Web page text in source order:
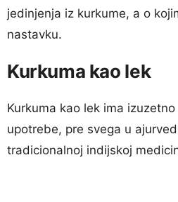
jedinjenja iz kurkume, a o
nastavku.
Kurkuma kao lek
Kurkuma kao lek ima
upotrebe, pre svega u
tradicionalnoj indijskoj